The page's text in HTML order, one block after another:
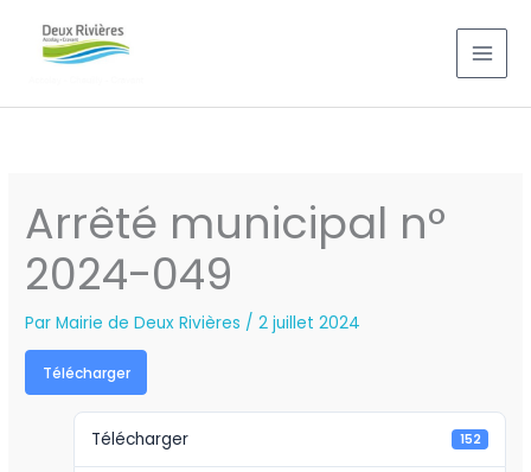
Arrêté municipal n°
2024-049
ParMairie de Deux Rivières /2 juillet 2024
Télécharger
Télécharger 152